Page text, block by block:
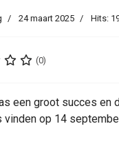
24 maart 2025 Hits:
(0)
een groot succes en
vinden op 14